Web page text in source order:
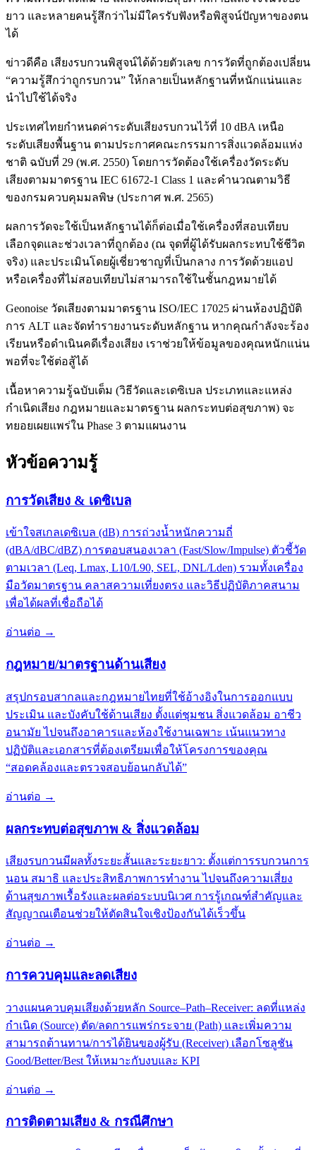
ยาว และหลายคนรู้สึกว่าไม่มีใครรับฟังหรือพิสูจน์ปัญหาของตน
ได้
ข่าวดีคือ เสียงรบกวนพิสูจน์ได้ด้วยตัวเลข การวัดที่ถูกต้องเปลี่ยน
“ความรู้สึกว่าถูกรบกวน” ให้กลายเป็นหลักฐานที่หนักแน่นและ
นำไปใช้ได้จริง
ประเทศไทยกำหนดค่าระดับเสียงรบกวนไว้ที่ 10 dBA เหนือ
ระดับเสียงพื้นฐาน ตามประกาศคณะกรรมการสิ่งแวดล้อมแห่ง
ชาติ ฉบับที่ 29 (พ.ศ. 2550) โดยการวัดต้องใช้เครื่องวัดระดับ
เสียงตามมาตรฐาน IEC 61672-1 Class 1 และคำนวณตามวิธี
ของกรมควบคุมมลพิษ (ประกาศ พ.ศ. 2565)
ผลการวัดจะใช้เป็นหลักฐานได้ก็ต่อเมื่อใช้เครื่องที่สอบเทียบ
เลือกจุดและช่วงเวลาที่ถูกต้อง (ณ จุดที่ผู้ได้รับผลกระทบใช้ชีวิต
จริง) และประเมินโดยผู้เชี่ยวชาญที่เป็นกลาง การวัดด้วยแอป
หรือเครื่องที่ไม่สอบเทียบไม่สามารถใช้ในชั้นกฎหมายได้
Geonoise วัดเสียงตามมาตรฐาน ISO/IEC 17025 ผ่านห้องปฏิบัติ
การ ALT และจัดทำรายงานระดับหลักฐาน หากคุณกำลังจะร้อง
เรียนหรือดำเนินคดีเรื่องเสียง เราช่วยให้ข้อมูลของคุณหนักแน่น
พอที่จะใช้ต่อสู้ได้
เนื้อหาความรู้ฉบับเต็ม (วิธีวัดและเดซิเบล ประเภทและแหล่ง
กำเนิดเสียง กฎหมายและมาตรฐาน ผลกระทบต่อสุขภาพ) จะ
ทยอยเผยแพร่ใน Phase 3 ตามแผนงาน
หัวข้อความรู้
การวัดเสียง & เดซิเบล
เข้าใจสเกลเดซิเบล (dB) การถ่วงน้ำหนักความถี่
(dBA/dBC/dBZ) การตอบสนองเวลา (Fast/Slow/Impulse) ตัวชี้วัด
ตามเวลา (Leq, Lmax, L10/L90, SEL, DNL/Lden) รวมทั้งเครื่อง
มือวัดมาตรฐาน คลาสความเที่ยงตรง และวิธีปฏิบัติภาคสนาม
เพื่อได้ผลที่เชื่อถือได้
อ่านต่อ →
กฎหมาย/มาตรฐานด้านเสียง
สรุปกรอบสากลและกฎหมายไทยที่ใช้อ้างอิงในการออกแบบ
ประเมิน และบังคับใช้ด้านเสียง ตั้งแต่ชุมชน สิ่งแวดล้อม อาชีว
อนามัย ไปจนถึงอาคารและห้องใช้งานเฉพาะ เน้นแนวทาง
ปฏิบัติและเอกสารที่ต้องเตรียมเพื่อให้โครงการของคุณ
“สอดคล้องและตรวจสอบย้อนกลับได้”
อ่านต่อ →
ผลกระทบต่อสุขภาพ & สิ่งแวดล้อม
เสียงรบกวนมีผลทั้งระยะสั้นและระยะยาว: ตั้งแต่การรบกวนการ
นอน สมาธิ และประสิทธิภาพการทำงาน ไปจนถึงความเสี่ยง
ด้านสุขภาพเรื้อรังและผลต่อระบบนิเวศ การรู้เกณฑ์สำคัญและ
สัญญาณเตือนช่วยให้ตัดสินใจเชิงป้องกันได้เร็วขึ้น
อ่านต่อ →
การควบคุมและลดเสียง
วางแผนควบคุมเสียงด้วยหลัก Source–Path–Receiver: ลดที่แหล่ง
กำเนิด (Source) ตัด/ลดการแพร่กระจาย (Path) และเพิ่มความ
สามารถต้านทาน/การได้ยินของผู้รับ (Receiver) เลือกโซลูชัน
Good/Better/Best ให้เหมาะกับงบและ KPI
อ่านต่อ →
การติดตามเสียง & กรณีศึกษา